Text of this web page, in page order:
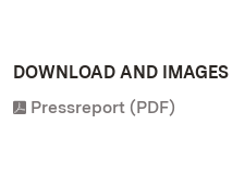
DOWNLOAD AND IMAGES
Pressreport (PDF)